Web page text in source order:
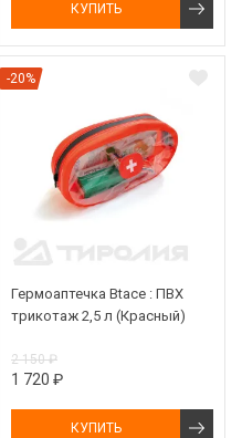
КУПИТЬ
-20%
Гермоаптечка Btace : ПВХ
трикотаж 2,5 л (Красный)
2 150 ₽
1 720 ₽
КУПИТЬ